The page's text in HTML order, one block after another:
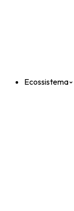
Ecossistema